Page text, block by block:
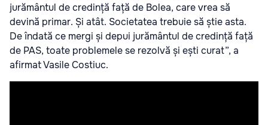
jurământul de credință față de Bolea, care vrea să
devină primar. Și atât. Societatea trebuie să știe asta.
De îndată ce mergi și depui jurământul de credință față
de PAS, toate problemele se rezolvă și ești curat”, a
afirmat Vasile Costiuc.